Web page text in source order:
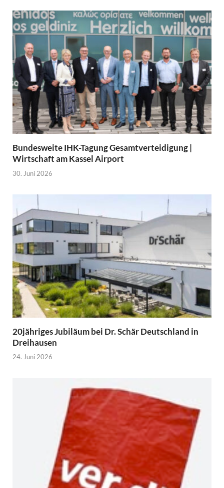
Bundesweite IHK-Tagung Gesamtverteidigung |
Wirtschaft am Kassel Airport
30. Juni 2026
20jähriges Jubiläum bei Dr. Schär Deutschland in
Dreihausen
24. Juni 2026